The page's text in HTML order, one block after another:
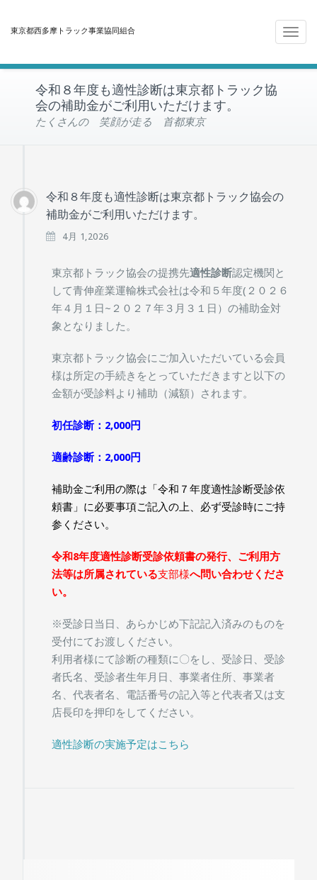
東京都西多摩トラック事業協同組合 Toggle
令和８年度も適性診断は東京都トラック協
会の補助金がご利用いただけます。
たくさんの 笑顔が走る 首都東京
令和８年度も適性診断は東京都トラック協会の
補助金がご利用いただけます。
4月 1,2026
東京都トラック協会の提携先適性診断認定機関と
して青伸産業運輸株式会社は令和５年度(２０２６
年４月１日~２０２７年３月３１日）の補助金対
象となりました。
東京都トラック協会にご加入いただいている会員
様は所定の手続きをとっていただきますと以下の
金額が受診料より補助（減額）されます。
初任診断：2,000円
適齢診断：2,000円
補助金ご利用の際は「令和７年度適性診断受診依
頼書」に必要事項ご記入の上、必ず受診時にご持
参ください。
令和8年度適性診断受診依頼書の発行、ご利用方
法等は所属されている支部様へ問い合わせくださ
い。
※受診日当日、あらかじめ下記記入済みのものを
受付にてお渡しください。
利用者様にて診断の種類に〇をし、受診日、受診
者氏名、受診者生年月日、事業者住所、事業者
名、代表者名、電話番号の記入等と代表者又は支
店長印を押印をしてください。
適性診断の実施予定はこちら